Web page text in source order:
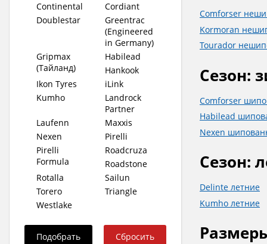
Continental
Cordiant
Doublestar
Greentrac
(Engineered
in Germany)
Gripmax
(Тайланд)
Habilead
Hankook
Ikon Tyres
iLink
Kumho
Landrock
Partner
Laufenn
Maxxis
Nexen
Pirelli
Pirelli
Formula
Roadcruza
Roadstone
Rotalla
Sailun
Torero
Triangle
Westlake
Comforser
Kormoran
Tourador
Сезон:
Comforser
Habilead
Nexen
Сезон:
Delinte летние
Kumho летние